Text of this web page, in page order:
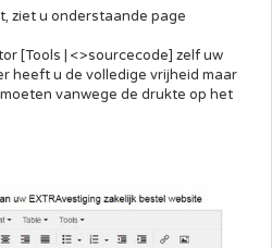
ziet u onderstaande page
[Tools | <>sourcecode] zelf uw
heeft u de volledige vrijheid maar
vanwege de drukte op het